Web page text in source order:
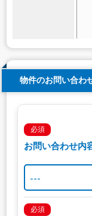
物件のお問い合わ
必須
お問い合わせ内
必須